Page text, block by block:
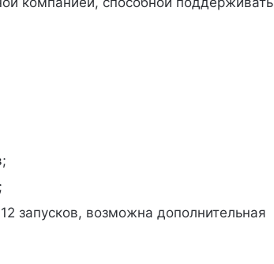
запусков, возможна дополнительная